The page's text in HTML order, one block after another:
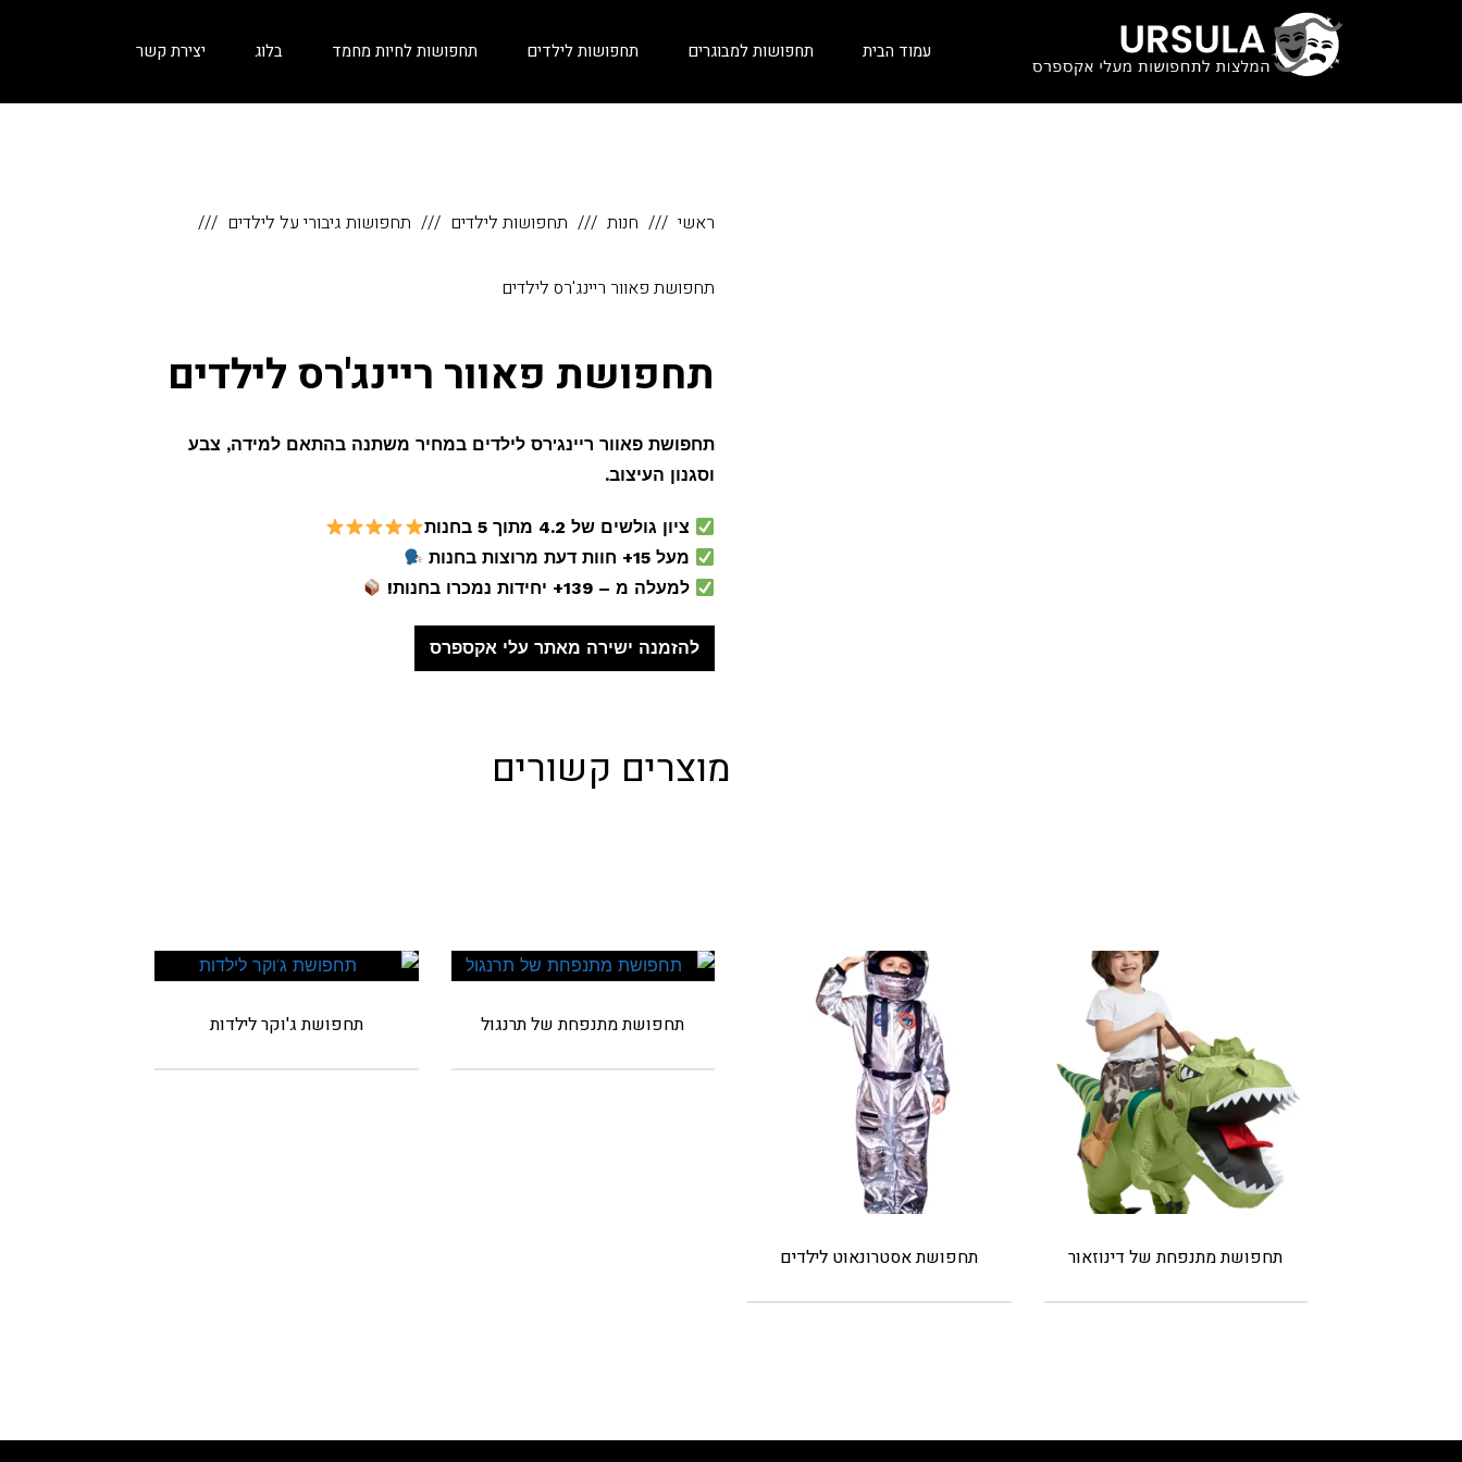
עמוד הבית תחפושות למבוגרים תחפושות לילדים תחפושות לחיות מחמד בלוג יצירת קשר
ראשי חנות תחפושות לילדים תחפושות גיבורי על לילדים
תחפושת פאוור ריינג'רס לילדים
תחפושת פאוור ריינג'רס לילדים
תחפושת פאוור ריינג'רס לילדים במחיר משתנה בהתאם למידה, צבע
וסגנון העיצוב.
ציון גולשים של 4.2 מתוך 5 בחנות
מעל 15+ חוות דעת מרוצות בחנות
למעלה מ – 139+ יחידות נמכרו בחנות!
להזמנה ישירה מאתר עלי אקספרס
מוצרים קשורים
תחפושת מתנפחת של דינוזאור תחפושת אסטרונאוט לילדים
תחפושת מתנפחת של תרנגול תחפושת ג'וקר לילדות